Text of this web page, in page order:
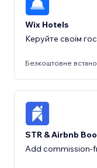
Wix Hotels
Керуйте своїм
Безкоштовне
STR & Airbnb
Add commission-